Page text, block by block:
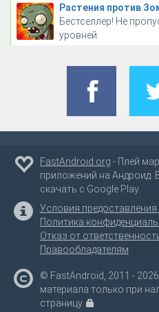
Растения против
Бестселлер! Не
уровней
FastAndroid.org - Плей
приложений на
скачать с Google Play.
Условия
Политика
Отказ от
Правообладателям
© FastAndroid, 2011 -
материала только при
страницу.